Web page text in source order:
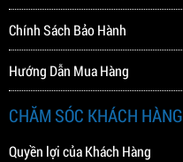
Chính Sách Bảo Hành
Hướng Dẫn Mua Hàng
CHĂM SÓC KHÁCH HÀNG
Quyền lợi của Khách Hàng